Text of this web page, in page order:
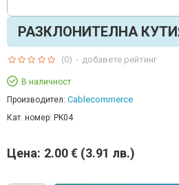
РАЗКЛОНИТЕЛНА
В наличност
Производител: Cablecommerce
Кат. номер: PK04
(0) - добавете рейтинг
Цена: 2.00 € (3.91 лв.)